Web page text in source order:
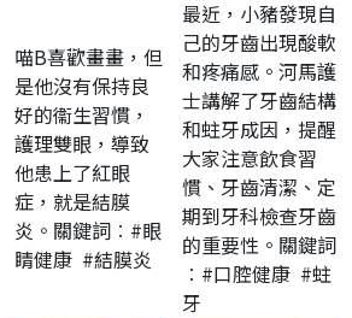
喵B喜歡畫畫，但
是他沒有保持良
好的衞生習慣，
護理雙眼，導致
他患上了紅眼
症，就是結膜
炎。關鍵詞︰#眼
睛健康 #結膜炎
最近，小豬發現自
己的牙齒出現酸軟
和疼痛感。河馬護
士講解了牙齒結構
和蛀牙成因，提醒
大家注意飲食習
慣、牙齒清潔、定
期到牙科檢查牙齒
的重要性。關鍵詞
︰#口腔健康 #蛀
牙